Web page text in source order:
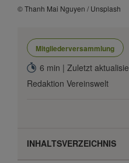
© Thanh Mai Nguyen / Unsplash
Mitgliederversammlung
6 min | Zuletzt
Redaktion Vereinswelt
INHALTSVERZEICHNIS